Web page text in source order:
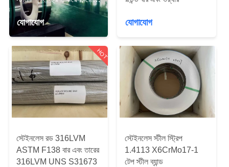
মান
নিয়ন্ত্রণ
যোগাযোগ
করুন
উদ্ধৃতির
জন্য
আবেদন
কয়েল, বেল্ট
যোগাযোগ যোগাযোগ
HOT
স্টেইনলেস রড 316LVM
ASTM F138 বার এবং তারের
316LVM UNS S31673
স্টেইনলেস স্টীল স্ট্রিপ
1.4113 X6CrMo17-1
টেপ স্টীল ব্যান্ড